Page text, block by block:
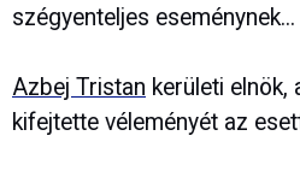
szégyenteljes eseménynek...
Azbej Tristan kerületi elnök,
kifejtette véleményét az